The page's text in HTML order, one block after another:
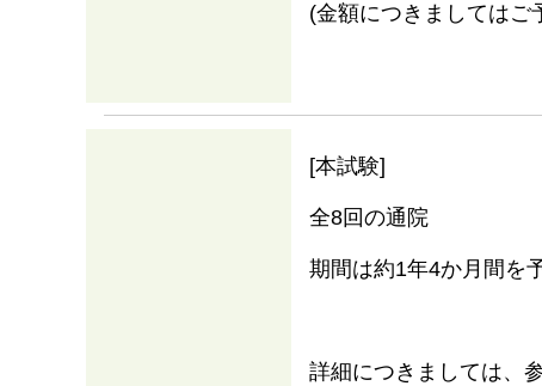
(金額につきましてはご
[本試験]
全8回の通院
期間は約1年4か月間を
詳細につきましては、